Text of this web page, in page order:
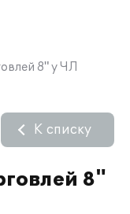
8" у ЧЛ
8"
К списку